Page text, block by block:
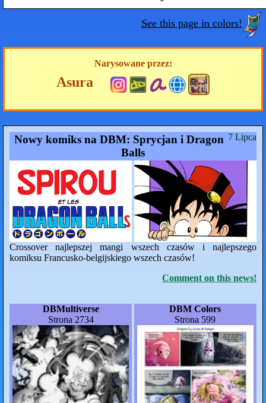
See this page in colors!
Narysowane przez:
Asura
7 Lipca
Nowy komiks na DBM: Sprycjan i Dragon
Balls
Crossover najlepszej mangi wszech czasów i najlepszego
komiksu Francusko-belgijskiego wszech czasów!
Comment on this news!
DBMultiverse
Strona 2734
DBM Colors
Strona 599